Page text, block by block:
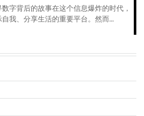
字背后的故事在这个信息爆炸的时代，
我、分享生活的重要平台。然而...